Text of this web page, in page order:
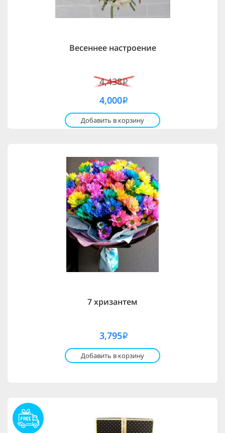
Весеннее настроение
4,438i
4,000i
Добавить в корзину
7 хризантем
3,795i
Добавить в корзину